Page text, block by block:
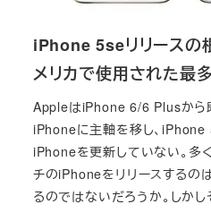
iPhone 5seリリースの
メリカで使用された最
AppleはiPhone 6/6 Plusから
iPhoneに主軸を移し、
iPhoneを更新していない。多
チのiPhoneをリリースするの
るのではないだろうか。しか